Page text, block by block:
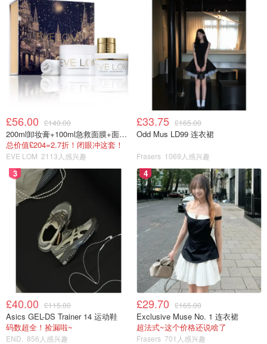
£56.00 £140.00
200ml卸妆膏+100ml急救面膜+面霜+洁颜布
总价值£204=2.7折！闭眼冲这套！
EVE LOM 2113人感兴趣
£33.75 £165.00
Odd Mus LD99 连衣裙
Frasers 1069人感兴趣
3
£40.00 £115.00
Asics GEL-DS Trainer 14 运动鞋
码数超全！捡漏啦~
END. 856人感兴趣
4
£29.70 £165.00
Exclusive Muse No. 1 连衣裙
超法式~这个价格还说啥了
Frasers 701人感兴趣